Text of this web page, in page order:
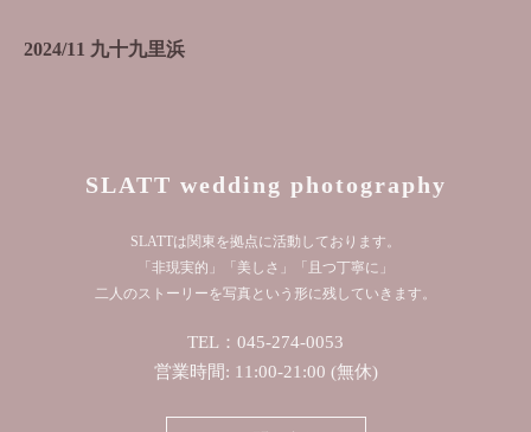
2024/11 九十九里浜
SLATT wedding photography
SLATTは関東を拠点に活動しております。
「非現実的」「美しさ」「且つ丁寧に」
二人のストーリーを写真という形に残していきます。
TEL：045-274-0053
営業時間: 11:00-21:00 (無休)